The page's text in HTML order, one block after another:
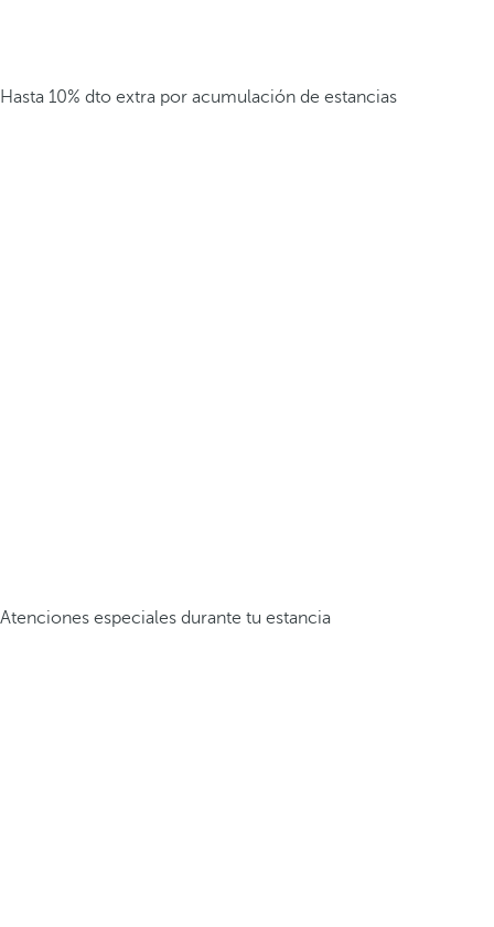
Hasta 10% dto extra por acumulación de estancias
Atenciones especiales durante tu estancia